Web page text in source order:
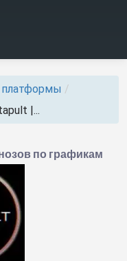
платформы /
|...
по графикам